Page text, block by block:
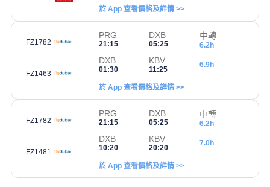
於 App 查看價格及詳情 >>
FZ1782
PRG
21:15
DXB
05:25
中轉
6.2h
FZ1463
DXB
01:30
KBV
11:25
6.9h
於 App 查看價格及詳情 >>
FZ1782
PRG
21:15
DXB
05:25
中轉
6.2h
FZ1481
DXB
10:20
KBV
20:20
7.0h
於 App 查看價格及詳情 >>